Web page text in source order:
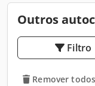
Outros
Filtro
Remover